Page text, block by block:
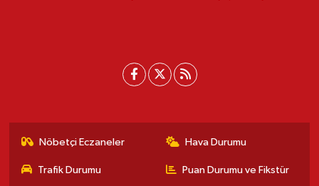
Nöbetçi Eczaneler Hava Durumu
Trafik Durumu Puan Durumu ve Fikstür